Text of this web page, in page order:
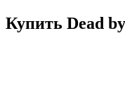
Купить